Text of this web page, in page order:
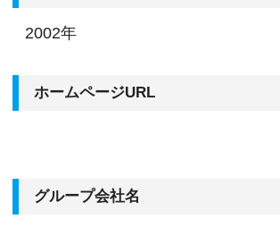
2002年
ホームページURL
グループ会社名